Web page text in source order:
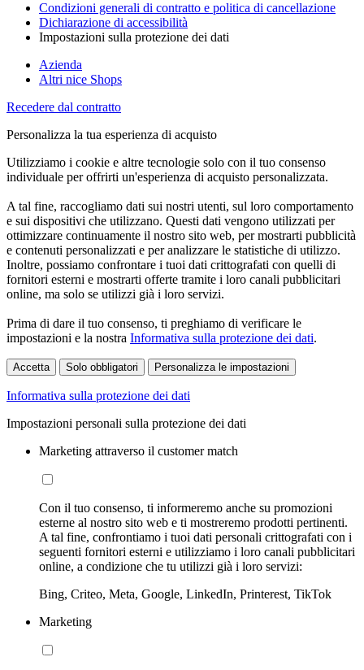
Condizioni generali di contratto e politica di cancellazione
Dichiarazione di accessibilità
Impostazioni sulla protezione dei dati
Azienda
Altri nice Shops
Recedere dal contratto
Personalizza la tua esperienza di acquisto
Utilizziamo i cookie e altre tecnologie solo con il tuo consenso
individuale per offrirti un'esperienza di acquisto personalizzata.
A tal fine, raccogliamo dati sui nostri utenti, sul loro comportamento
e sui dispositivi che utilizzano. Questi dati vengono utilizzati per
ottimizzare continuamente il nostro sito web, per mostrarti pubblicità
e contenuti personalizzati e per analizzare le statistiche di utilizzo.
Inoltre, possiamo confrontare i tuoi dati crittografati con quelli di
fornitori esterni e mostrarti offerte tramite i loro canali pubblicitari
online, ma solo se utilizzi già i loro servizi.
Prima di dare il tuo consenso, ti preghiamo di verificare le
impostazioni e la nostra Informativa sulla protezione dei dati.
Accetta Solo obbligatori Personalizza le impostazioni
Informativa sulla protezione dei dati
Impostazioni personali sulla protezione dei dati
Marketing attraverso il customer match
Con il tuo consenso, ti informeremo anche su promozioni
esterne al nostro sito web e ti mostreremo prodotti pertinenti.
A tal fine, confrontiamo i tuoi dati personali crittografati con i
seguenti fornitori esterni e utilizziamo i loro canali pubblicitari
online, a condizione che tu utilizzi già i loro servizi:
Bing, Criteo, Meta, Google, LinkedIn, Printerest, TikTok
Marketing